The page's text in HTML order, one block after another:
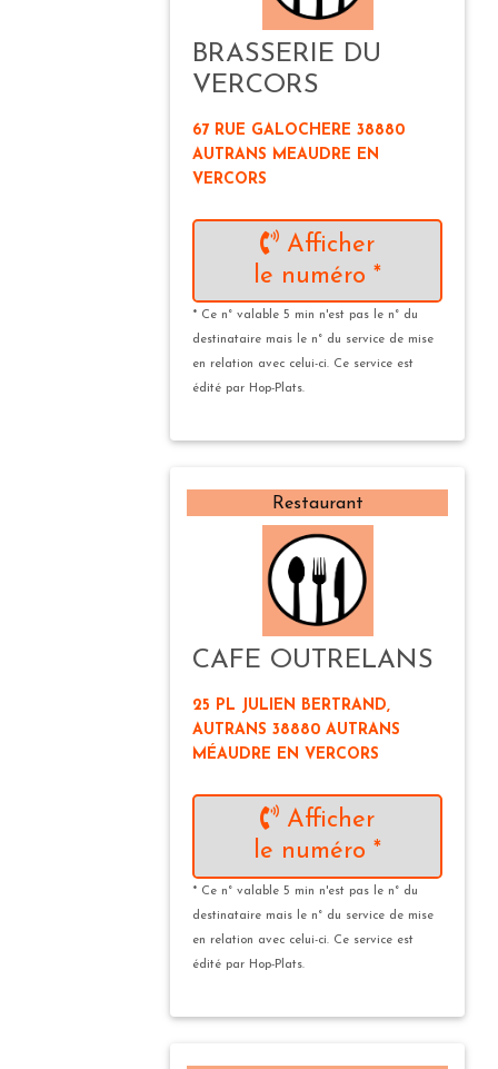
BRASSERIE DU
VERCORS
67 RUE GALOCHERE 38880
AUTRANS MEAUDRE EN
VERCORS
Afficher
le numéro *
* Ce n° valable 5 min n'est pas le n° du
destinataire mais le n° du service de mise
en relation avec celui-ci. Ce service est
édité par Hop-Plats.
Restaurant
CAFE OUTRELANS
25 PL JULIEN BERTRAND,
AUTRANS 38880 AUTRANS
MÉAUDRE EN VERCORS
Afficher
le numéro *
* Ce n° valable 5 min n'est pas le n° du
destinataire mais le n° du service de mise
en relation avec celui-ci. Ce service est
édité par Hop-Plats.